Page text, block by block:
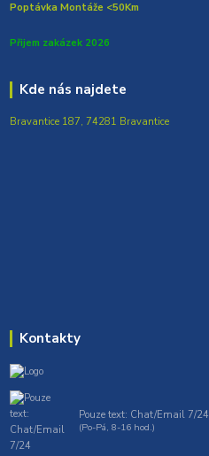
Poptávka Montáže <50Km
Přijem zakázek 2026
Kde nás najdete
Bravantice 187, 74281 Bravantice
Kontakty
Pouze text: Chat/Email 7/24
(Po-Pá, 8-16 hod.)